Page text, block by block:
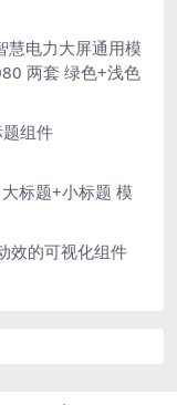
慧电力大屏通用模
两套 绿色+浅色
组件
标题+小标题 模
效的可视化组件